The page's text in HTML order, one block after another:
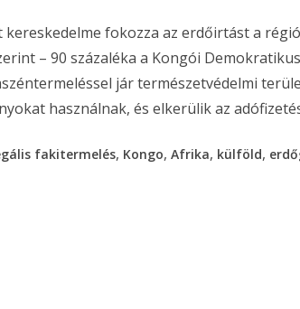
fokozza az erdőirtást a
– 90 százaléka a Kongói
jár természetvédelmi
használnak, és elkerülik az
fakitermelés, Kongo, Afrika, külföld,